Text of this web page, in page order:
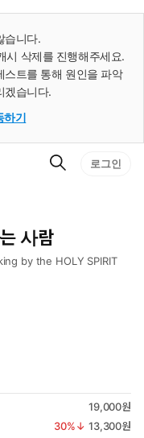
습니다.
시 삭제를 진행해주세요.
스트를 통해 원인을 파악
겠습니다.
하기
검
로그인
사람
by the HOLY SPIRIT
19,000원
30%↓ 13,300원